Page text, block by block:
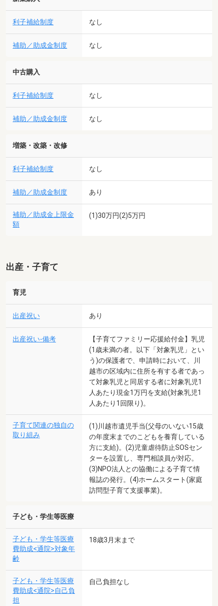
利子補給制度 なし
補助／助成金制度 なし
中古購入
利子補給制度 なし
補助／助成金制度 なし
増築・改築・改修
利子補給制度 なし
補助／助成金制度 あり
補助／助成金上限金
額
(1)30万円(2)5万円
出産・子育て
育児
出産祝い あり
出産祝い-備考
【子育てファミリー応援給付金】乳児
(1歳未満の者。以下「対象乳児」とい
う)の保護者で、申請時において、川
越市の区域内に住所を有する者であっ
て対象乳児と同居する者に対象乳児1
人あたり現金1万円を支給(対象乳児1
人あたり1回限り)。
子育て関連の独自の
取り組み
(1)川越市遺児手当(父母のいない15歳
の年度末までのこどもを養育している
方に支給)。(2)児童虐待防止SOSセン
ターを設置し、専門相談員が対応。
(3)NPO法人との協働による子育て情
報誌の発行。(4)ホームスタート(家庭
訪問型子育て支援事業)。
子ども・学生等医療
子ども・学生等医療
費助成<通院>対象年
齢
18歳3月末まで
子ども・学生等医療
費助成<通院>自己負
担
自己負担なし